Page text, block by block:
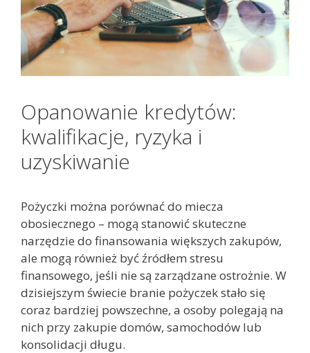
Opanowanie kredytów:
kwalifikacje, ryzyka i
uzyskiwanie
Pożyczki można porównać do miecza
obosiecznego – mogą stanowić skuteczne
narzędzie do finansowania większych zakupów,
ale mogą również być źródłem stresu
finansowego, jeśli nie są zarządzane ostrożnie. W
dzisiejszym świecie branie pożyczek stało się
coraz bardziej powszechne, a osoby polegają na
nich przy zakupie domów, samochodów lub
konsolidacji długu.